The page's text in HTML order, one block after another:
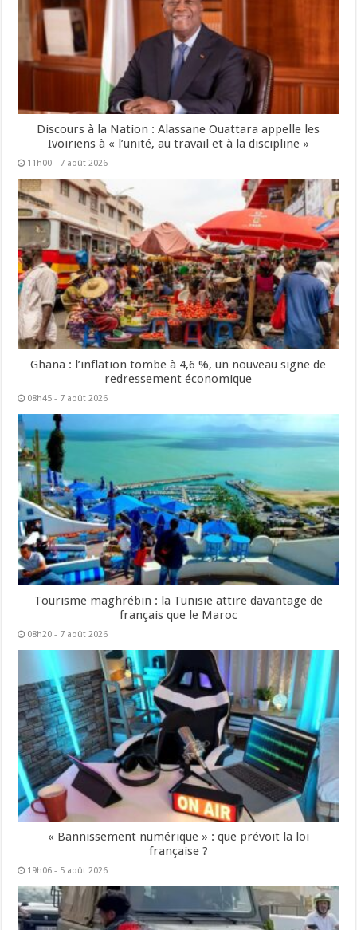
Discours à la Nation : Alassane Ouattara appelle les
Ivoiriens à « l’unité, au travail et à la discipline »
11h00 - 7 août 2026
Ghana : l’inflation tombe à 4,6 %, un nouveau signe de
redressement économique
08h45 - 7 août 2026
Tourisme maghrébin : la Tunisie attire davantage de
français que le Maroc
08h20 - 7 août 2026
« Bannissement numérique » : que prévoit la loi
française ?
19h06 - 5 août 2026